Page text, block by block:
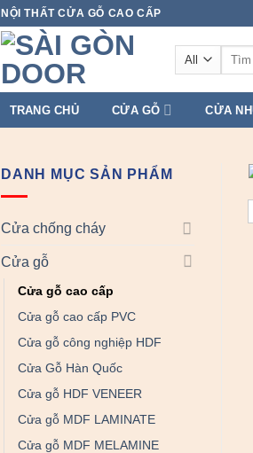
NỘI THẤT CỬA GỖ CAO CẤP
Tìm
TRANG CHỦ CỬA GỖ CỬA
DANH MỤC SẢN PHẨM
Cửa chống cháy
Cửa gỗ
Cửa gỗ cao cấp
Cửa gỗ cao cấp PVC
Cửa gỗ công nghiệp HDF
Cửa Gỗ Hàn Quốc
Cửa gỗ HDF VENEER
Cửa gỗ MDF LAMINATE
Cửa gỗ MDF MELAMINE